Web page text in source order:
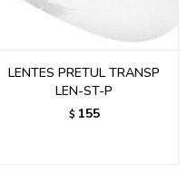
LENTES PRETUL TRANSP
LEN-ST-P
$ 155